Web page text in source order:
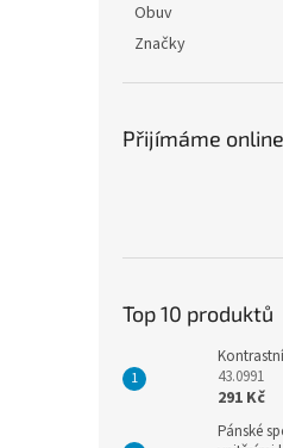
Obuv
Značky
Přijímáme
Top 10 produktů
43.0991
291 Kč
Pánské